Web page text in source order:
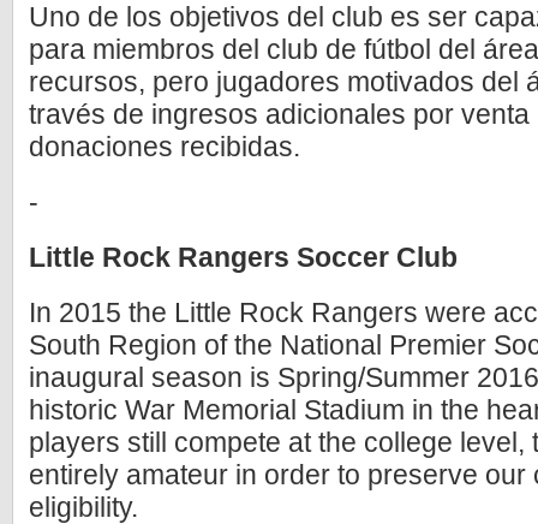
Uno de los objetivos del club es ser
para miembros del club de fútbol del
recursos, pero jugadores motivados del
través de ingresos adicionales por
donaciones recibidas.
-
Little Rock Rangers Soccer Club
In 2015 the Little Rock Rangers were
South Region of the National Premier
inaugural season is Spring/Summer
historic War Memorial Stadium in the
players still compete at the college level,
entirely amateur in order to preserve our
eligibility.